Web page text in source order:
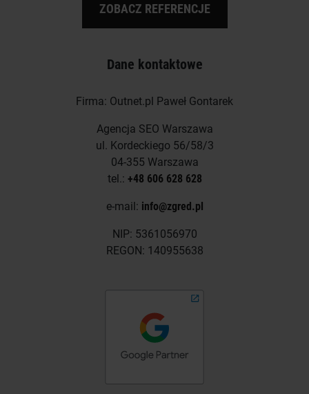
ZOBACZ REFERENCJE
Dane kontaktowe
Firma: Outnet.pl Paweł Gontarek
Agencja SEO Warszawa
ul. Kordeckiego 56/58/3
04-355 Warszawa
tel.: +48 606 628 628
e-mail: info@zgred.pl
NIP: 5361056970
REGON: 140955638